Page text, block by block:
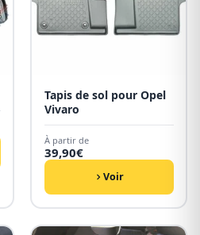
Tapis de sol pour Opel
Vivaro
À partir de
39,90€
Voir